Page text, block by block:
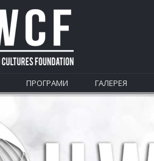
ПРОГРАМИ ГАЛЕРЕЯ